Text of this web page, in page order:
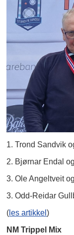
1. Trond Sandvik
2. Bjørnar Endal
3. Ole Angeltveit
3. Odd-Reidar
( les artikkel)
NM Trippel Mix